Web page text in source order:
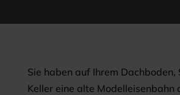
Sie haben auf Ihrem Dachboden,
Keller eine alte Modelleisenbahn